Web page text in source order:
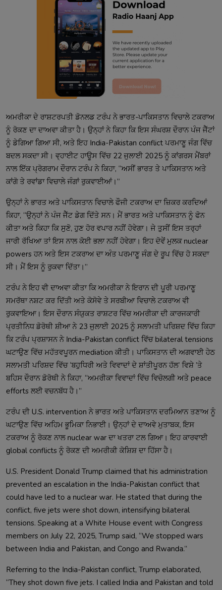
ਅਮਰੀਕਾ ਦੇ ਰਾਸ਼ਟਰਪਤੀ ਡੋਨਲਡ ਟਰੰਪ ਨੇ ਭਾਰਤ-ਪਾਕਿਸਤਾਨ ਵਿਚਾਲੇ ਟਕਰਾਅ
ਨੂੰ ਰੋਕਣ ਦਾ ਦਾਅਵਾ ਕੀਤਾ ਹੈ। ਉਨ੍ਹਾਂ ਨੇ ਕਿਹਾ ਕਿ ਇਸ ਸੰਘਰਸ਼ ਦੌਰਾਨ ਪੰਜ ਜੈੱਟਾਂ
ਨੂੰ ਡੇਗਿਆ ਗਿਆ ਸੀ, ਅਤੇ ਇਹ India-Pakistan conflict ਪਰਮਾਣੂ ਜੰਗ ਵਿੱਚ
ਬਦਲ ਸਕਦਾ ਸੀ। ਵ੍ਹਾਈਟ ਹਾਊਸ ਵਿੱਚ 22 ਜੁਲਾਈ 2025 ਨੂੰ ਕਾਂਗਰਸ ਮੈਂਬਰਾਂ
ਨਾਲ ਇੱਕ ਪ੍ਰੋਗਰਾਮ ਦੌਰਾਨ ਟਰੰਪ ਨੇ ਕਿਹਾ, “ਅਸੀਂ ਭਾਰਤ ਤੇ ਪਾਕਿਸਤਾਨ ਅਤੇ
ਕਾਂਗੋ ਤੇ ਰਵਾਂਡਾ ਵਿਚਾਲੇ ਜੰਗਾਂ ਰੁਕਵਾਈਆਂ।”
ਉਨ੍ਹਾਂ ਨੇ ਭਾਰਤ ਅਤੇ ਪਾਕਿਸਤਾਨ ਵਿਚਾਲੇ ਫੌਜੀ ਟਕਰਾਅ ਦਾ ਜ਼ਿਕਰ ਕਰਦਿਆਂ
ਕਿਹਾ, “ਉਨ੍ਹਾਂ ਨੇ ਪੰਜ ਜੈੱਟ ਡੇਗ ਦਿੱਤੇ ਸਨ। ਮੈਂ ਭਾਰਤ ਅਤੇ ਪਾਕਿਸਤਾਨ ਨੂੰ ਫੋਨ
ਕੀਤਾ ਅਤੇ ਕਿਹਾ ਕਿ ਸੁਣੋ, ਹੁਣ ਹੋਰ ਵਪਾਰ ਨਹੀਂ ਹੋਵੇਗਾ। ਜੇ ਤੁਸੀਂ ਇਸ ਤਰ੍ਹਾਂ
ਜਾਰੀ ਰੱਖਿਆ ਤਾਂ ਇਸ ਨਾਲ ਕੋਈ ਭਲਾ ਨਹੀਂ ਹੋਵੇਗਾ। ਇਹ ਦੋਵੇਂ ਮੁਲਕ nuclear
powers ਹਨ ਅਤੇ ਇਸ ਟਕਰਾਅ ਦਾ ਅੰਤ ਪਰਮਾਣੂ ਜੰਗ ਦੇ ਰੂਪ ਵਿੱਚ ਹੋ ਸਕਦਾ
ਸੀ। ਮੈਂ ਇਸ ਨੂੰ ਰੁਕਵਾ ਦਿੱਤਾ।”
ਟਰੰਪ ਨੇ ਇਹ ਵੀ ਦਾਅਵਾ ਕੀਤਾ ਕਿ ਅਮਰੀਕਾ ਨੇ ਇਰਾਨ ਦੀ ਪੂਰੀ ਪਰਮਾਣੂ
ਸਮਰੱਥਾ ਨਸ਼ਟ ਕਰ ਦਿੱਤੀ ਅਤੇ ਕੋਸੋਵੇ ਤੇ ਸਰਬੀਆ ਵਿਚਾਲੇ ਟਕਰਾਅ ਵੀ
ਰੁਕਵਾਇਆ। ਇਸ ਦੌਰਾਨ ਸੰਯੁਕਤ ਰਾਸ਼ਟਰ ਵਿੱਚ ਅਮਰੀਕਾ ਦੀ ਕਾਰਜਕਾਰੀ
ਪ੍ਰਤੀਨਿਧ ਡੋਰੋਥੀ ਸ਼ੀਆ ਨੇ 23 ਜੁਲਾਈ 2025 ਨੂੰ ਸਲਾਮਤੀ ਪਰਿਸ਼ਦ ਵਿੱਚ ਕਿਹਾ
ਕਿ ਟਰੰਪ ਪ੍ਰਸ਼ਾਸਨ ਨੇ India-Pakistan conflict ਵਿੱਚ bilateral tensions
ਘਟਾਉਣ ਵਿੱਚ ਮਹੱਤਵਪੂਰਨ mediation ਕੀਤੀ। ਪਾਕਿਸਤਾਨ ਦੀ ਅਗਵਾਈ ਹੇਠ
ਸਲਾਮਤੀ ਪਰਿਸ਼ਦ ਵਿੱਚ ‘ਬਹੁਧਿਰੀ ਅਤੇ ਵਿਵਾਦਾਂ ਦੇ ਸ਼ਾਂਤੀਪੂਰਨ ਹੱਲ’ ਵਿਸ਼ੇ ’ਤੇ
ਬਹਿਸ ਦੌਰਾਨ ਡੋਰੋਥੀ ਨੇ ਕਿਹਾ, “ਅਮਰੀਕਾ ਵਿਵਾਦਾਂ ਵਿੱਚ ਵਿਚੋਲਗੀ ਅਤੇ peace
efforts ਲਈ ਵਚਨਬੱਧ ਹੈ।”
ਟਰੰਪ ਦੀ U.S. intervention ਨੇ ਭਾਰਤ ਅਤੇ ਪਾਕਿਸਤਾਨ ਦਰਮਿਆਨ ਤਣਾਅ ਨੂੰ
ਘਟਾਉਣ ਵਿੱਚ ਅਹਿਮ ਭੂਮਿਕਾ ਨਿਭਾਈ। ਉਨ੍ਹਾਂ ਦੇ ਦਾਅਵੇ ਮੁਤਾਬਕ, ਇਸ
ਟਕਰਾਅ ਨੂੰ ਰੋਕਣ ਨਾਲ nuclear war ਦਾ ਖਤਰਾ ਟਲ ਗਿਆ। ਇਹ ਕਾਰਵਾਈ
global conflicts ਨੂੰ ਰੋਕਣ ਦੀ ਅਮਰੀਕੀ ਕੋਸ਼ਿਸ਼ ਦਾ ਹਿੱਸਾ ਹੈ।
U.S. President Donald Trump claimed that his administration
prevented an escalation in the India-Pakistan conflict that
could have led to a nuclear war. He stated that during the
conflict, five jets were shot down, intensifying bilateral
tensions. Speaking at a White House event with Congress
members on July 22, 2025, Trump said, “We stopped wars
between India and Pakistan, and Congo and Rwanda.”
Referring to the India-Pakistan conflict, Trump elaborated,
“They shot down five jets. I called India and Pakistan and told